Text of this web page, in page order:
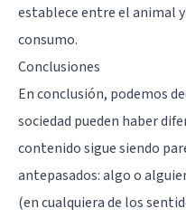
establece entre el animal
consumo.
Conclusiones
En conclusión, podemos
sociedad pueden haber
contenido sigue siendo
antepasados: algo o
(en cualquiera de los